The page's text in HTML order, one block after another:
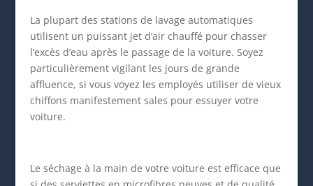
La plupart des stations de lavage automatiques
utilisent un puissant jet d’air chauffé pour chasser
l’excès d’eau après le passage de la voiture. Soyez
particulièrement vigilant les jours de grande
affluence, si vous voyez les employés utiliser de vieux
chiffons manifestement sales pour essuyer votre
voiture.
Le séchage à la main de votre voiture est efficace que